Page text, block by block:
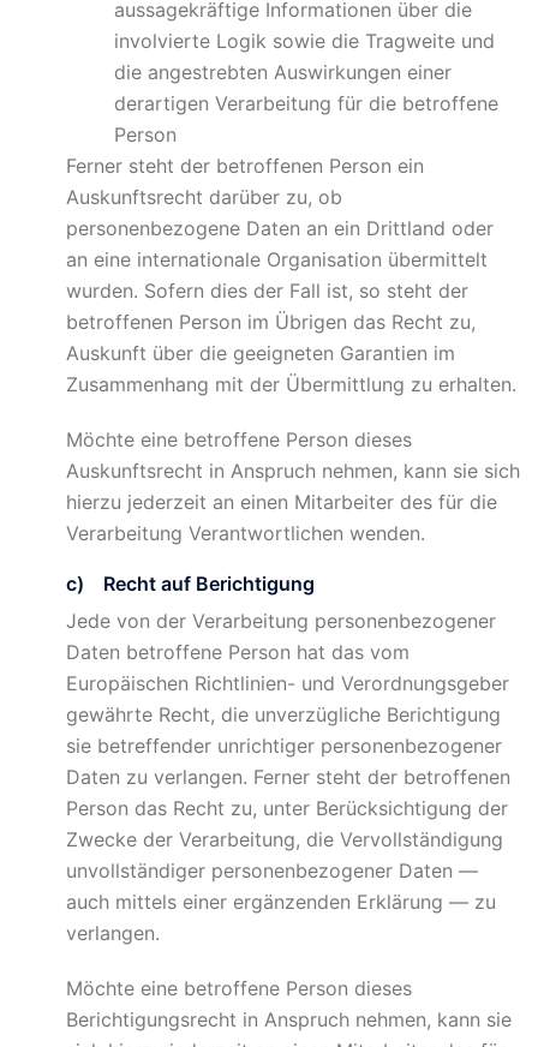
aussagekräftige Informationen über die
involvierte Logik sowie die Tragweite und
die angestrebten Auswirkungen einer
derartigen Verarbeitung für die betroffene
Person
Ferner steht der betroffenen Person ein
Auskunftsrecht darüber zu, ob
personenbezogene Daten an ein Drittland oder
an eine internationale Organisation übermittelt
wurden. Sofern dies der Fall ist, so steht der
betroffenen Person im Übrigen das Recht zu,
Auskunft über die geeigneten Garantien im
Zusammenhang mit der Übermittlung zu erhalten.
Möchte eine betroffene Person dieses
Auskunftsrecht in Anspruch nehmen, kann sie sich
hierzu jederzeit an einen Mitarbeiter des für die
Verarbeitung Verantwortlichen wenden.
c) Recht auf Berichtigung
Jede von der Verarbeitung personenbezogener
Daten betroffene Person hat das vom
Europäischen Richtlinien- und Verordnungsgeber
gewährte Recht, die unverzügliche Berichtigung
sie betreffender unrichtiger personenbezogener
Daten zu verlangen. Ferner steht der betroffenen
Person das Recht zu, unter Berücksichtigung der
Zwecke der Verarbeitung, die Vervollständigung
unvollständiger personenbezogener Daten —
auch mittels einer ergänzenden Erklärung — zu
verlangen.
Möchte eine betroffene Person dieses
Berichtigungsrecht in Anspruch nehmen, kann sie